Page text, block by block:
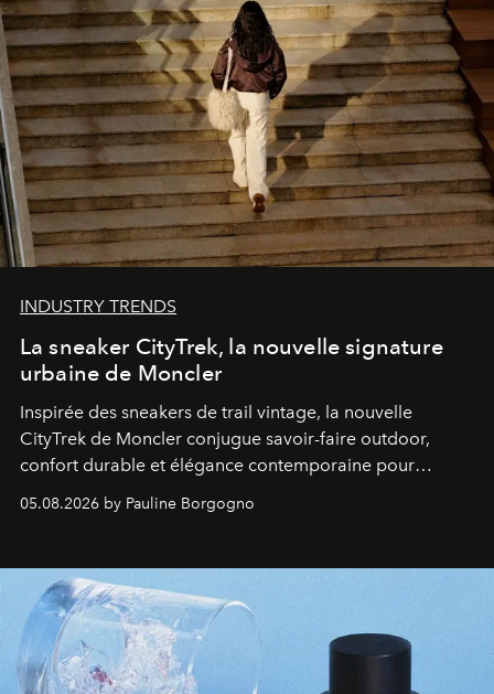
INDUSTRY TRENDS
La sneaker CityTrek, la nouvelle signature
urbaine de Moncler
Inspirée des sneakers de trail vintage, la nouvelle
CityTrek de Moncler conjugue savoir-faire outdoor,
confort durable et élégance contemporaine pour
05.08.2026 by Pauline Borgogno